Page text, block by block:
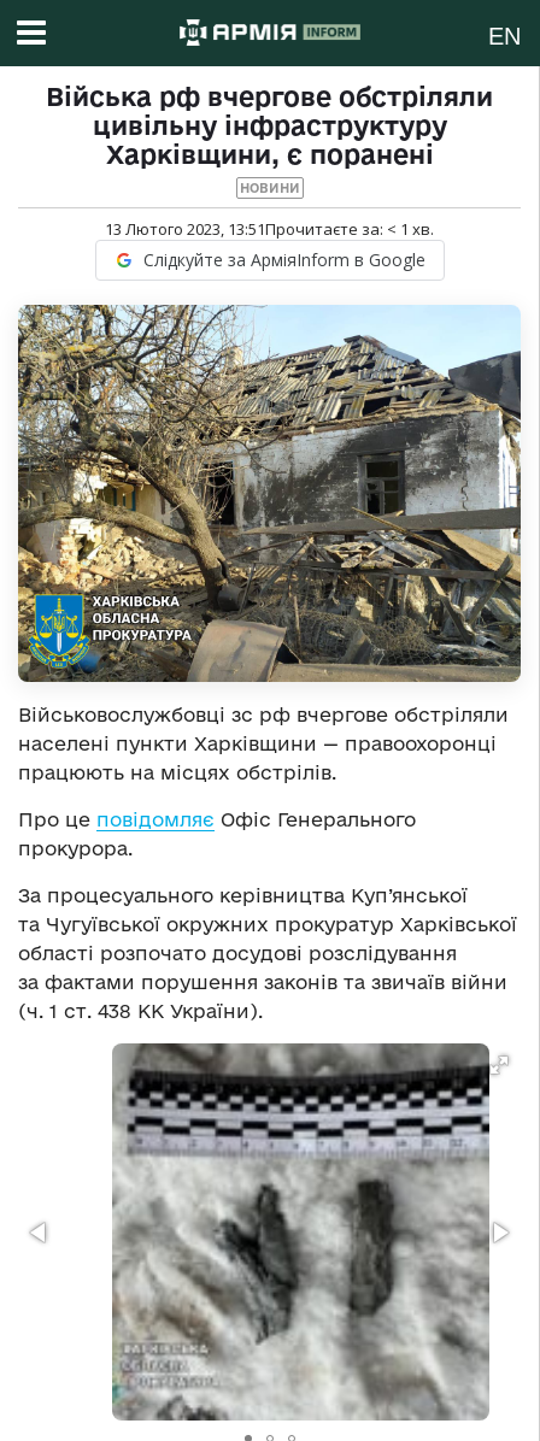
EN
Війська рф вчергове обстріляли
цивільну інфраструктуру
Харківщини, є поранені
НОВИНИ
13 Лютого 2023, 13:51Прочитаєте за: < 1 хв.
Слідкуйте за АрміяInform в Google
Військовослужбовці зс рф вчергове обстріляли
населені пункти Харківщини — правоохоронці
працюють на місцях обстрілів.
Про це повідомляє Офіс Генерального
прокурора.
За процесуального керівництва Куп’янської
та Чугуївської окружних прокуратур Харківської
області розпочато досудові розслідування
за фактами порушення законів та звичаїв війни
(ч. 1 ст. 438 КК України).